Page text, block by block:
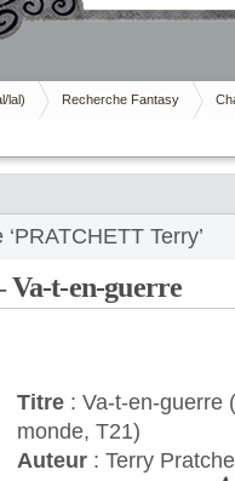
lal) Recherche Fantasy
Terry’
t-en-guerre
Titre : Va-t-en-guerre
monde, T21)
Auteur : Terry